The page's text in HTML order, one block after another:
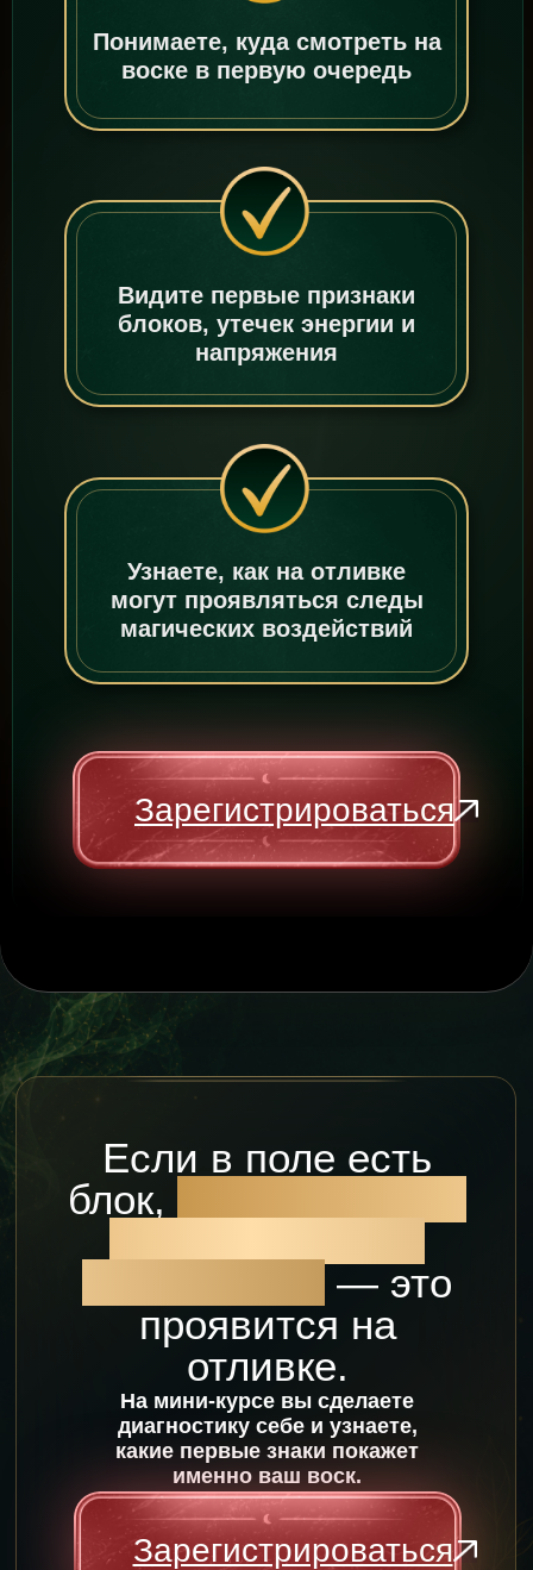
Понимаете, куда смотреть на
воске в первую очередь
Видите первые признаки
блоков, утечек энергии и
напряжения
Узнаете, как на отливке
могут проявляться следы
магических воздействий
Зарегистрироваться
Если в поле есть
блок,
— это
проявится на
отливке.
На мини-курсе вы сделаете
диагностику себе и узнаете,
какие первые знаки покажет
именно ваш воск.
Зарегистрироваться